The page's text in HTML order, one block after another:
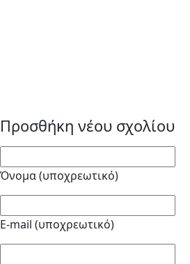
Προσθήκη νέου σχολίου
Όνομα (υποχρεωτικό)
E-mail (υποχρεωτικό)